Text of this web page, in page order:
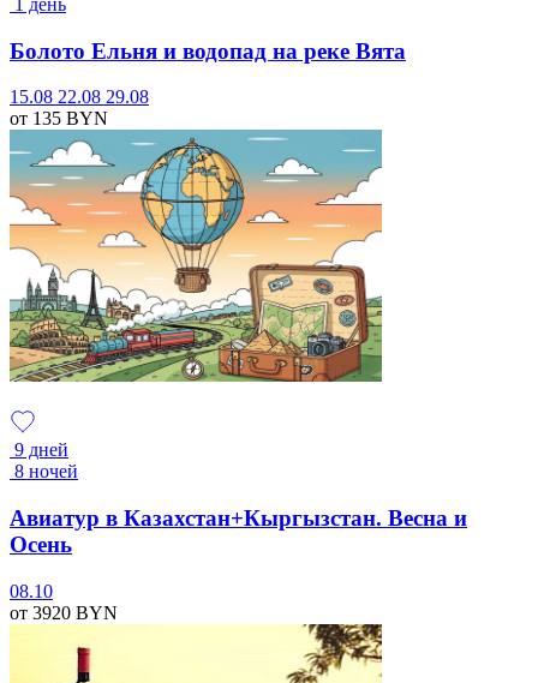
Болото Ельня и водопад на реке Вята
15.08 22.08 29.08
от 135 BYN
9 дней
8 ночей
Авиатур в Казахстан+Кыргызстан. Весна и
Осень
08.10
от 3920 BYN